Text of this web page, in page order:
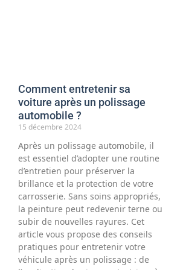
Comment entretenir sa
voiture après un polissage
automobile ?
15 décembre 2024
Après un polissage automobile, il
est essentiel d’adopter une routine
d’entretien pour préserver la
brillance et la protection de votre
carrosserie. Sans soins appropriés,
la peinture peut redevenir terne ou
subir de nouvelles rayures. Cet
article vous propose des conseils
pratiques pour entretenir votre
véhicule après un polissage : de